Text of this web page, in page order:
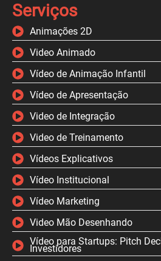
Serviços
Animações 2D
Video Animado
Vídeo de Animação Infantil
Vídeo de Apresentação
Video de Integração
Video de Treinamento
Vídeos Explicativos
Vídeo Institucional
Vídeo Marketing
Video Mão Desenhando
Vídeo para Startups: Pitch
Investidores